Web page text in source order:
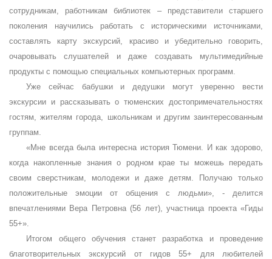
сотрудникам, работникам библиотек – представители старшего
поколения научились работать с историческими источниками,
составлять карту экскурсий, красиво и убедительно говорить,
очаровывать слушателей и даже создавать мультимедийные
продукты с помощью специальных компьютерных программ.
Уже сейчас бабушки и дедушки могут уверенно вести
экскурсии и рассказывать о тюменских достопримечательностях
гостям, жителям города, школьникам и другим заинтересованным
группам.
«Мне всегда была интересна история Тюмени. И как здорово,
когда накопленные знания о родном крае ты можешь передать
своим сверстникам, молодежи и даже детям. Получаю только
положительные эмоции от общения с людьми», - делится
впечатлениями Вера Петровна (56 лет), участница проекта «Гиды
55+».
Итогом общего обучения станет разработка и проведение
благотворительных экскурсий от гидов 55+ для любителей